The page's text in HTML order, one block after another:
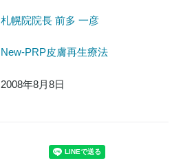
札幌院院長 前多 一彦
New-PRP皮膚再生療法
2008年8月8日